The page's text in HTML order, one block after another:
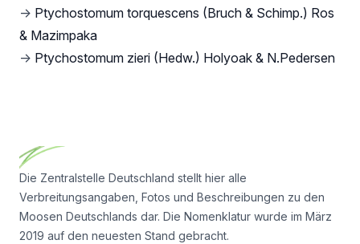
→ Ptychostomum torquescens (Bruch & Schimp.) Ros
& Mazimpaka
→ Ptychostomum zieri (Hedw.) Holyoak & N.Pedersen
Die Zentralstelle Deutschland stellt hier alle
Verbreitungsangaben, Fotos und Beschreibungen zu den
Moosen Deutschlands dar. Die Nomenklatur wurde im März
2019 auf den neuesten Stand gebracht.